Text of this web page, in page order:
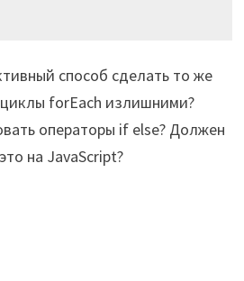
способ сделать то же
forEach излишними?
операторы if else? Должен
на JavaScript?